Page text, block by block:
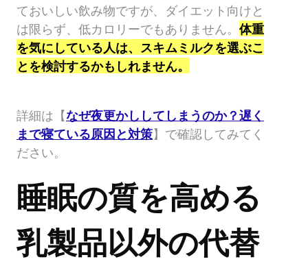
ておいしい飲み物ですが、ダイエット向けと
は限らず、低カロリーでもありません。 体重
を気にしている人は、スキムミルクを選ぶこ
とを検討するかもしれません。
詳細は【なぜ夜更かししてしまうのか？遅く
まで寝ている原因と対策】で確認してみてく
ださい。
睡眠の質を高める
乳製品以外の代替